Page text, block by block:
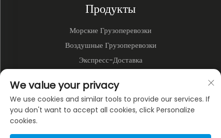
Продукты
Морские Грузоперевозки
Воздушные Грузоперевозки
Экспресс-Доставка
Наземные Перевозки
Мультимодальные Перевозки
О КОМПАНИИ
We value your privacy
We use cookies and similar tools to provide our services. If
you don't want to accept all cookies, click Personalize
cookies.